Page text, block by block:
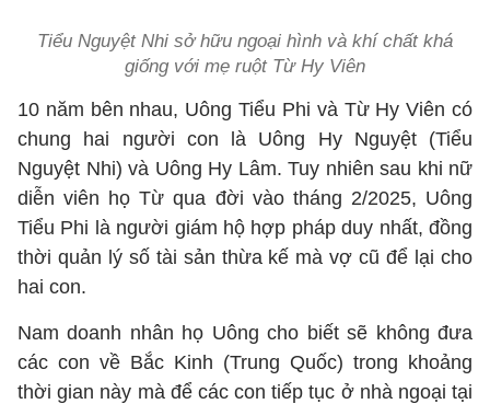
Tiểu Nguyệt Nhi sở hữu ngoại hình và khí chất khá
giống với mẹ ruột Từ Hy Viên
10 năm bên nhau, Uông Tiểu Phi và Từ Hy Viên có
chung hai người con là Uông Hy Nguyệt (Tiểu
Nguyệt Nhi) và Uông Hy Lâm. Tuy nhiên sau khi nữ
diễn viên họ Từ qua đời vào tháng 2/2025, Uông
Tiểu Phi là người giám hộ hợp pháp duy nhất, đồng
thời quản lý số tài sản thừa kế mà vợ cũ để lại cho
hai con.
Nam doanh nhân họ Uông cho biết sẽ không đưa
các con về Bắc Kinh (Trung Quốc) trong khoảng
thời gian này mà để các con tiếp tục ở nhà ngoại tại